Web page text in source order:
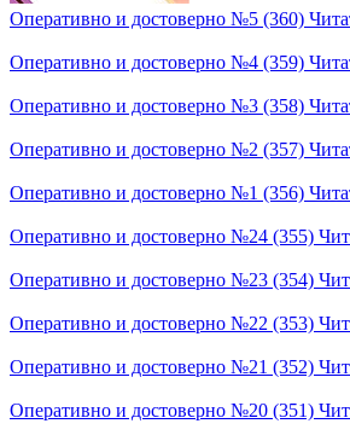
Оперативно и достоверно №5 (360)
Оперативно и достоверно №4 (359)
Оперативно и достоверно №3 (358)
Оперативно и достоверно №2 (357)
Оперативно и достоверно №1 (356)
Оперативно и достоверно №24 (355)
Оперативно и достоверно №23 (354)
Оперативно и достоверно №22 (353)
Оперативно и достоверно №21 (352)
Оперативно и достоверно №20 (351)